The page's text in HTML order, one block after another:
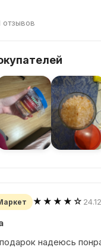
отзывов
★★★★☆
надеюсь